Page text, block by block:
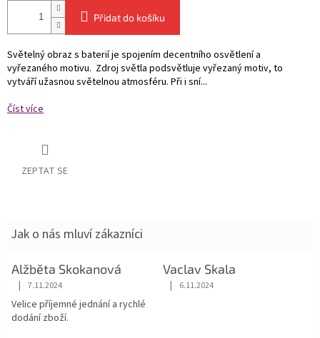
Přidat do košíku
Světelný obraz s baterií je spojením decentního osvětlení a
vyřezaného motivu. Zdroj světla podsvětluje vyřezaný motiv, to
vytváří užasnou světelnou atmosféru. Při i sní...
Číst více
ZEPTAT SE
Jak o nás mluví zákazníci
Alžběta Skokanová
Hodnocení obchodu je 5 z 5 hvězdiček.
| 7.11.2024
Velice příjemné jednání a rychlé
dodání zboží.
Vaclav Skala
Hodnocení obchodu je 5 z 5
| 6.11.2024